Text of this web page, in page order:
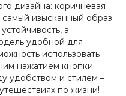
дизайна: коричневая
изысканный образ.
а
удобной для
использовать
нажатием кнопки.
удобством и стилем –
по жизни!